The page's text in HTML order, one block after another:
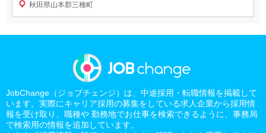
秋田県山本郡三種町
JobChange（ジョブチェンジ）は、中途採用・転職情報を掲載して
います。実際にキャリア採用の募集をしている求人企業から採用情
報を受け取り、職種や 勤務地でお仕事を検索できるように、事務局
で検索用の情報を追加しています。